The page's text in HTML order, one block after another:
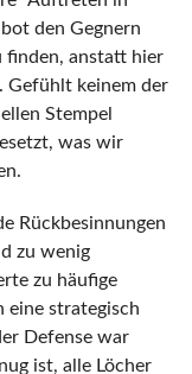
den Gegnern
finden, anstatt hier
Gefühlt keinem der
Stempel
was wir
Rückbesinnungen
zu wenig
zu häufige
eine strategisch
Defense war
ist, alle Löcher